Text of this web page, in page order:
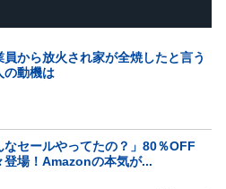
員から放火され家が全焼したと言う
の動機は
なセールやってたの？」80％OFF
登場！Amazonの本気が...